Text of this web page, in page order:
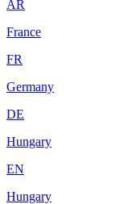
AR
France
FR
Germany
DE
Hungary
EN
Hungary